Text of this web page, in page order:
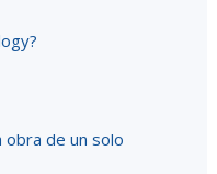
obra de un solo